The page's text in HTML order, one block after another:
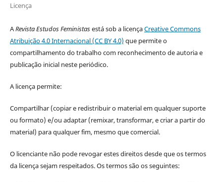
Licença
ARevista Estudos Feministasestá sob a licençaCreative Commons
Atribuição 4.0 Internacional (CC BY 4.0) que permite o
compartilhamento do trabalho com reconhecimento de autoria e
publicação inicial neste periódico.
A licença permite:
Compartilhar (copiar e redistribuir o material em qualquer suporte
ou formato) e/ou adaptar (remixar, transformar, e criar a partir do
material) para qualquer fim, mesmo que comercial.
O licenciante não pode revogar estes direitos desde que os termos
da licença sejam respeitados. Os termos são os seguintes: